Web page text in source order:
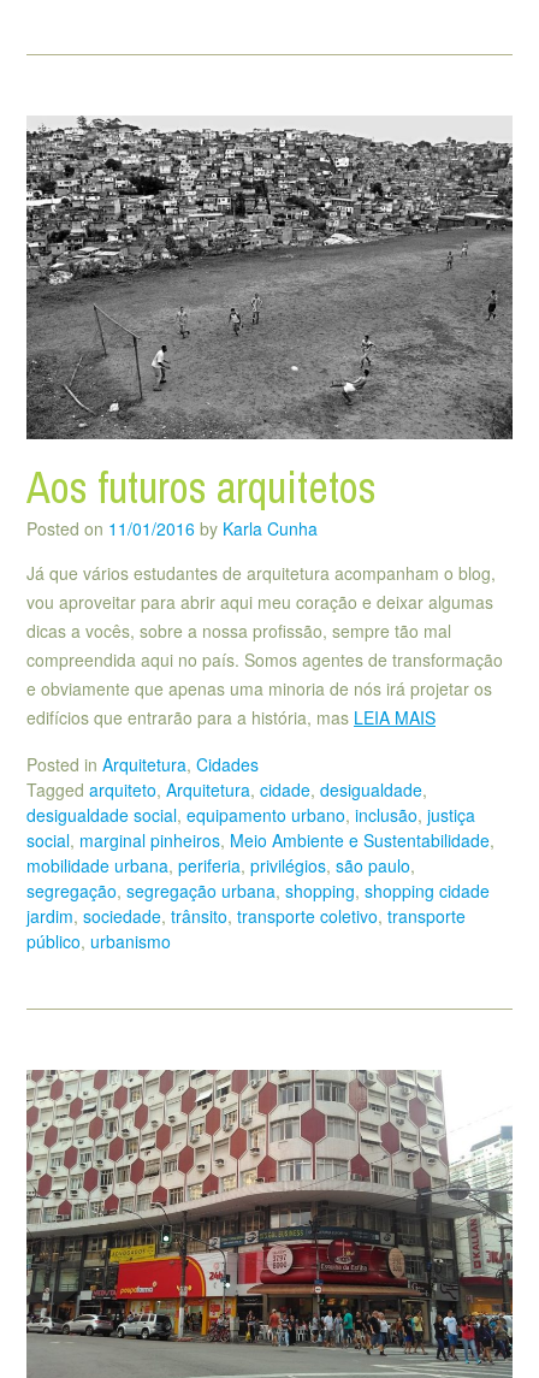
Aos futuros arquitetos
Posted on 11/01/2016 by Karla Cunha
Já que vários estudantes de arquitetura acompanham o blog,
vou aproveitar para abrir aqui meu coração e deixar algumas
dicas a vocês, sobre a nossa profissão, sempre tão mal
compreendida aqui no país. Somos agentes de transformação
e obviamente que apenas uma minoria de nós irá projetar os
edifícios que entrarão para a história, mas LEIA MAIS
Posted in Arquitetura, Cidades
Tagged arquiteto, Arquitetura, cidade, desigualdade,
desigualdade social, equipamento urbano, inclusão, justiça
social, marginal pinheiros, Meio Ambiente e Sustentabilidade,
mobilidade urbana, periferia, privilégios, são paulo,
segregação, segregação urbana, shopping, shopping cidade
jardim, sociedade, trânsito, transporte coletivo, transporte
público, urbanismo